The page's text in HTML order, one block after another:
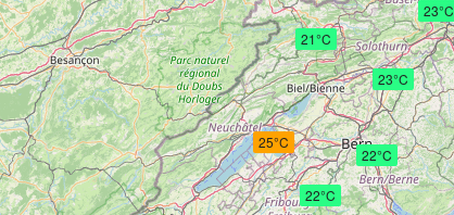
23°C
22°C
25°C
22°C
21°C
23°C